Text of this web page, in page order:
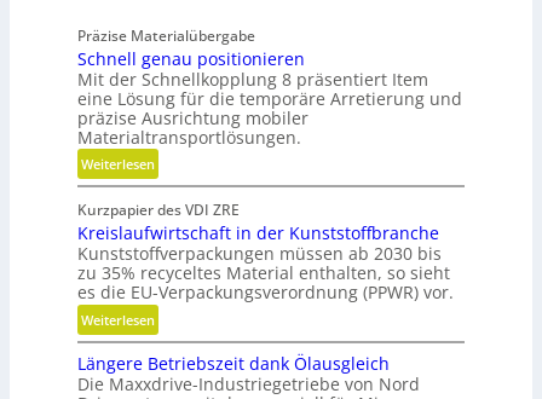
m
V
e
r
g
l
e
i
c
h
h
r
F
l
e
x
i
l
i
ä
t
,
D
Präzise Materialübergabe
Schnell genau positionieren
Mit der Schnellkopplung 8 präsentiert Item
eine Lösung für die temporäre Arretierung und
präzise Ausrichtung mobiler
Materialtransportlösungen.
Weiterlesen:
S
c
h
n
e
l
l
g
e
n
Kurzpapier des VDI ZRE
Kreislaufwirtschaft in der Kunststoffbranche
Kunststoffverpackungen müssen ab 2030 bis
zu 35% recyceltes Material enthalten, so sieht
es die EU-Verpackungsverordnung (PPWR) vor.
Weiterlesen:
K
r
e
Längere Betriebszeit dank Ölausgleich
Die Maxxdrive-Industriegetriebe von Nord